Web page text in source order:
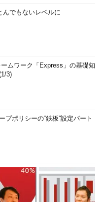
んでもないレベルに
ムワーク「Express」の基礎知
3)
プポリシーの“鉄板”設定パート